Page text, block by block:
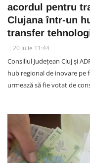
acordul pentru
Clujana într-un
transfer
20 Iulie 11:44
Consiliul Județean Cluj și
hub regional de inovare pe
urmează să fie votat de